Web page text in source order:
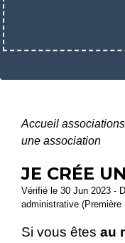
Accueil associations
une association
JE CRÉE
Vérifié le 30 Jun 2023 -
administrative (Première
Si vous êtes au